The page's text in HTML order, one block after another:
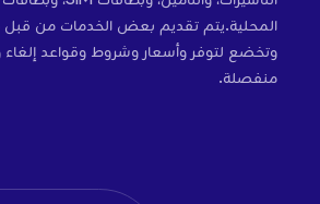
المحلية.يتم تقديم بعض الخدمات من قبل
وتخضع لتوفر وأسعار وشروط وقواعد إلغاء
منفصلة.